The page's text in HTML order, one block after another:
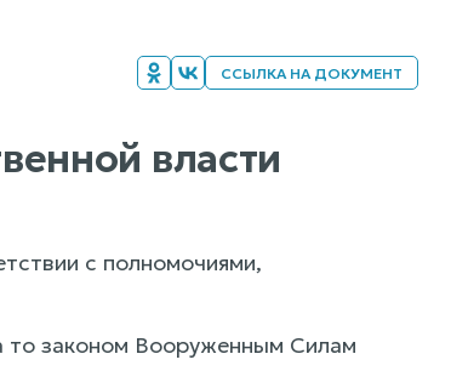
ССЫЛКА НА ДОКУМЕНТ
власти
с полномочиями,
то законом Вооруженным Силам